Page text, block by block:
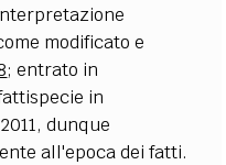
modificato e
; entrato in
in
dunque
all'epoca dei fatti.